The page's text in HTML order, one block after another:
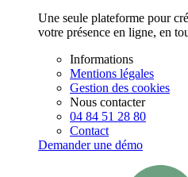
Une seule plateforme pour
votre présence en ligne, en
Informations
Mentions légales
Gestion des cookies
Nous contacter
04 84 51 28 80
Contact
Demander une démo